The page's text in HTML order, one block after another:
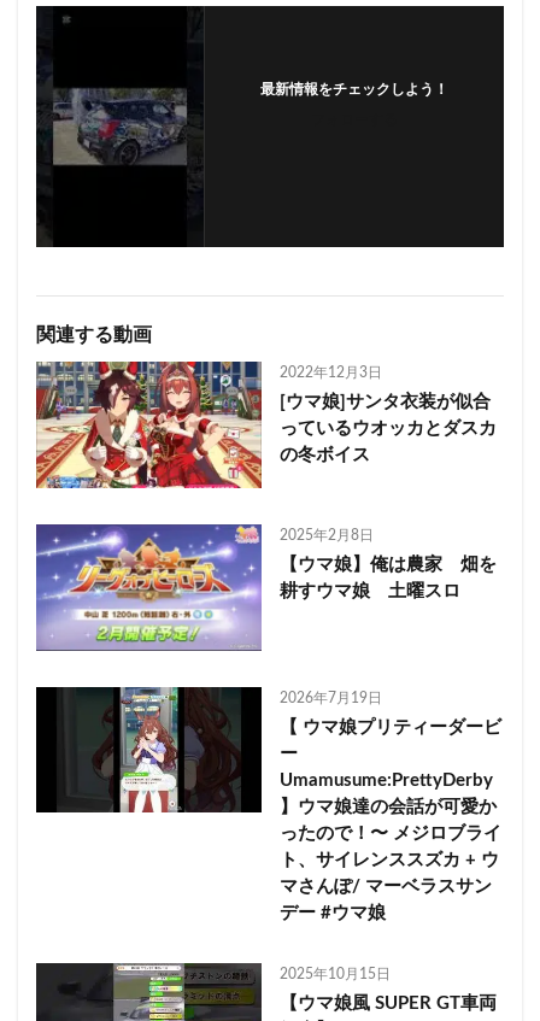
最新情報をチェックしよう！
関連する動画
2022年12月3日
[ウマ娘]サンタ衣装が似合
っているウオッカとダスカ
の冬ボイス
2025年2月8日
【ウマ娘】俺は農家 畑を
耕すウマ娘 土曜スロ
2026年7月19日
【 ウマ娘プリティーダービ
ー
Umamusume:PrettyDerby
】ウマ娘達の会話が可愛か
ったので！〜 メジロブライ
ト、サイレンススズカ + ウ
マさんぽ/ マーベラスサン
デー #ウマ娘
2025年10月15日
【ウマ娘風 SUPER GT車両